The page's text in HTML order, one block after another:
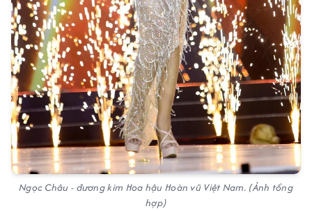
Ngọc Châu - đương kim Hoa hậu Hoàn vũ Việt Nam. (Ảnh tổng
hợp)